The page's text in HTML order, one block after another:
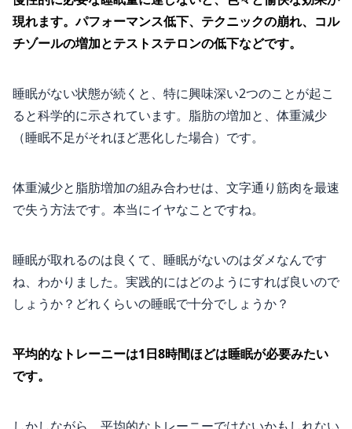
現れます。パフォーマンス低下、テクニックの崩れ、コル
チゾールの増加とテストステロンの低下などです。
睡眠がない状態が続くと、特に興味深い2つのことが起こ
ると科学的に示されています。脂肪の増加と、体重減少
（睡眠不足がそれほど悪化した場合）です。
体重減少と脂肪増加の組み合わせは、文字通り筋肉を最速
で失う方法です。本当にイヤなことですね。
睡眠が取れるのは良くて、睡眠がないのはダメなんです
ね、わかりました。実践的にはどのようにすれば良いので
しょうか？どれくらいの睡眠で十分でしょうか？
平均的なトレーニーは1日8時間ほどは睡眠が必要みたい
です。